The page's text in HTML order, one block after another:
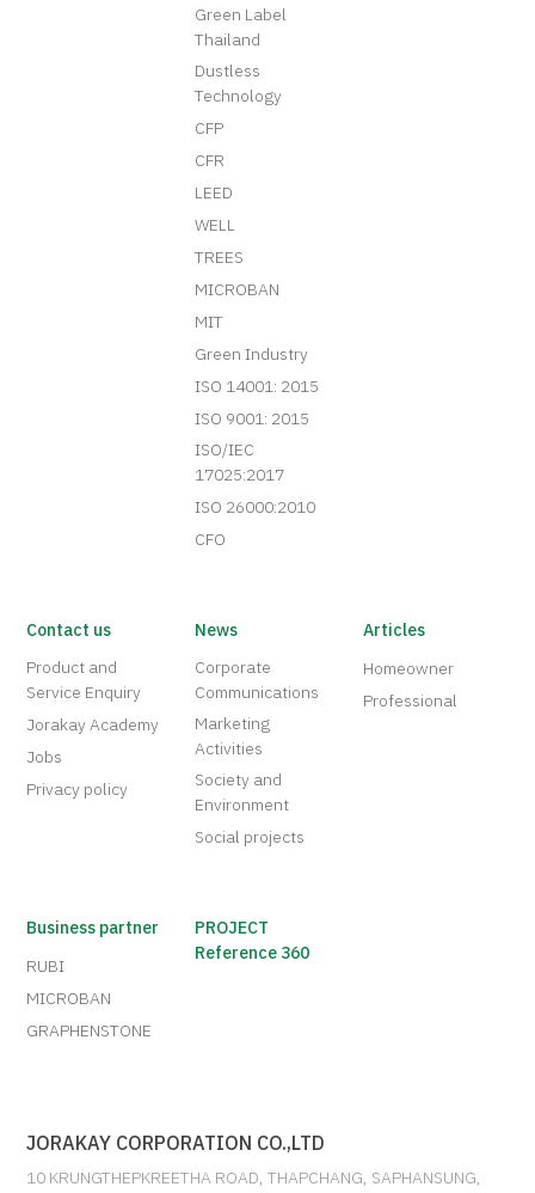
Green Label
Thailand
Dustless
Technology
CFP
CFR
LEED
WELL
TREES
MICROBAN
MIT
Green Industry
ISO 14001: 2015
ISO 9001: 2015
ISO/IEC
17025:2017
ISO 26000:2010
CFO
Contact us
Product and
Service Enquiry
Jorakay Academy
Jobs
Privacy policy
News
Corporate
Communications
Marketing
Activities
Society and
Environment
Social projects
Articles
Homeowner
Professional
Business partner
RUBI
MICROBAN
GRAPHENSTONE
PROJECT
Reference 360
JORAKAY CORPORATION CO.,LTD
10 KRUNGTHEPKREETHA ROAD, THAPCHANG, SAPHANSUNG,